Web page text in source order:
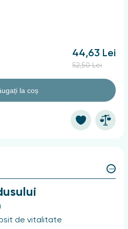
44,63 Lei
52,50 Lei
la coș
de vitalitate